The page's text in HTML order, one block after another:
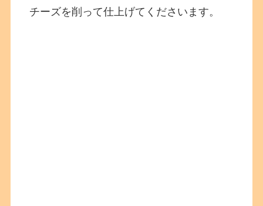
チーズを削って仕上げてくださいます。